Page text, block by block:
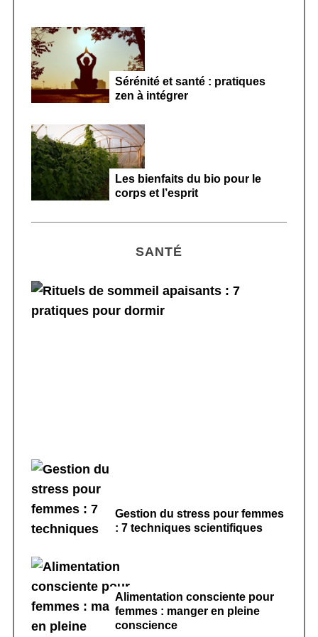
Sérénité et santé : pratiques
zen à intégrer
Les bienfaits du bio pour le
corps et l’esprit
SANTÉ
Gestion du stress pour femmes
: 7 techniques scientifiques
Alimentation consciente pour
femmes : manger en pleine
conscience